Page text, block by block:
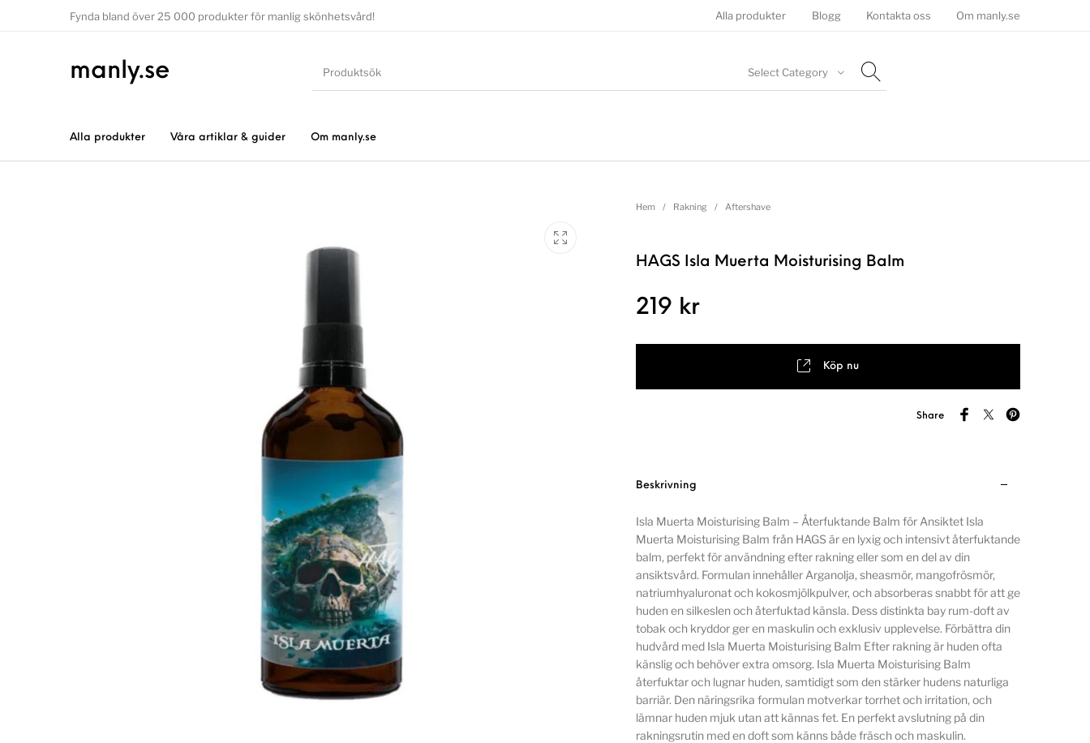
Fynda bland över 25 000 produkter för manlig skönhetsvård! Alla produkter Blogg Kontakta oss Om manly.se
manly.se Select Category
Alla produkter Våra artiklar & guider Om manly.se
Hem / Rakning / Aftershave
HAGS Isla Muerta Moisturising Balm
219 kr
Köp nu
Share
Beskrivning
Isla Muerta Moisturising Balm – Återfuktande Balm för Ansiktet Isla
Muerta Moisturising Balm från HAGS är en lyxig och intensivt återfuktande
balm, perfekt för användning efter rakning eller som en del av din
ansiktsvård. Formulan innehåller Arganolja, sheasmör, mangofrösmör,
natriumhyaluronat och kokosmjölkpulver, och absorberas snabbt för att ge
huden en silkeslen och återfuktad känsla. Dess distinkta bay rum-doft av
tobak och kryddor ger en maskulin och exklusiv upplevelse. Förbättra din
hudvård med Isla Muerta Moisturising Balm Efter rakning är huden ofta
känslig och behöver extra omsorg. Isla Muerta Moisturising Balm
återfuktar och lugnar huden, samtidigt som den stärker hudens naturliga
barriär. Den näringsrika formulan motverkar torrhet och irritation, och
lämnar huden mjuk utan att kännas fet. En perfekt avslutning på din
rakningsrutin med en doft som känns både fräsch och maskulin.